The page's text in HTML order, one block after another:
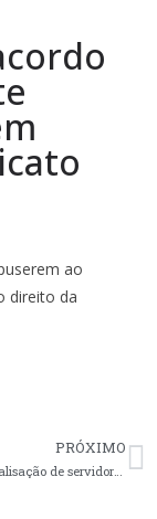
ao
direito da
PRÓXIMO
JC alerta a paralisação de servidores(as) do IMESF amanhã em PoA